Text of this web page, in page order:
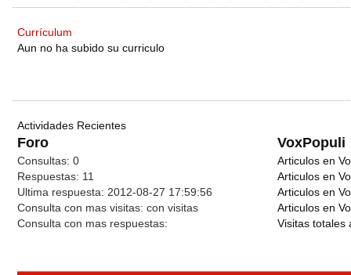
Currículum
Aun no ha subido su curriculo
Actividades Recientes
Foro VoxPopuli
Consultas: 0
Respuestas: 11
Ultima respuesta: 2012-08-27 17:59:56
Consulta con mas visitas: con visitas
Consulta con mas respuestas:
Articulos en
Articulos en
Articulos en
Articulos en
Visitas totales